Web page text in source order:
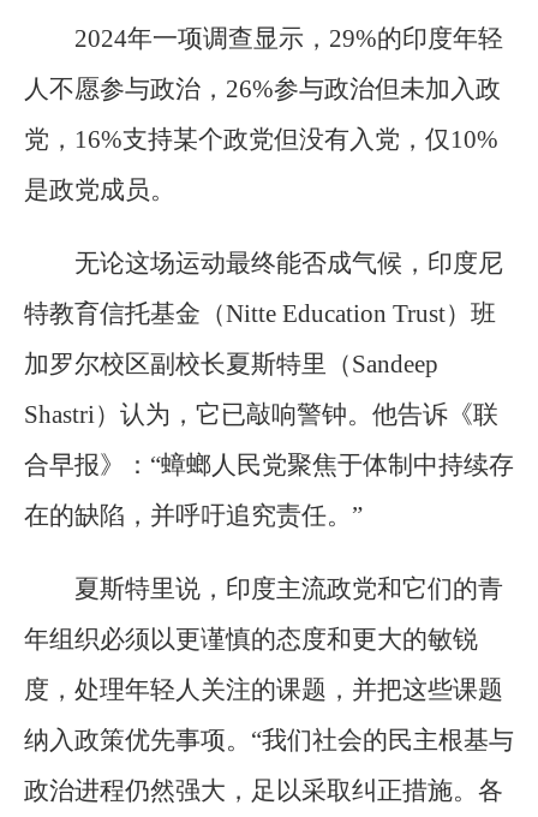
2024年一项调查显示，29%的印度年轻
人不愿参与政治，26%参与政治但未加入政
党，16%支持某个政党但没有入党，仅10%
是政党成员。
无论这场运动最终能否成气候，印度尼
特教育信托基金（Nitte Education Trust）班
加罗尔校区副校长夏斯特里（Sandeep
Shastri）认为，它已敲响警钟。他告诉《联
合早报》：“蟑螂人民党聚焦于体制中持续存
在的缺陷，并呼吁追究责任。”
夏斯特里说，印度主流政党和它们的青
年组织必须以更谨慎的态度和更大的敏锐
度，处理年轻人关注的课题，并把这些课题
纳入政策优先事项。“我们社会的民主根基与
政治进程仍然强大，足以采取纠正措施。各